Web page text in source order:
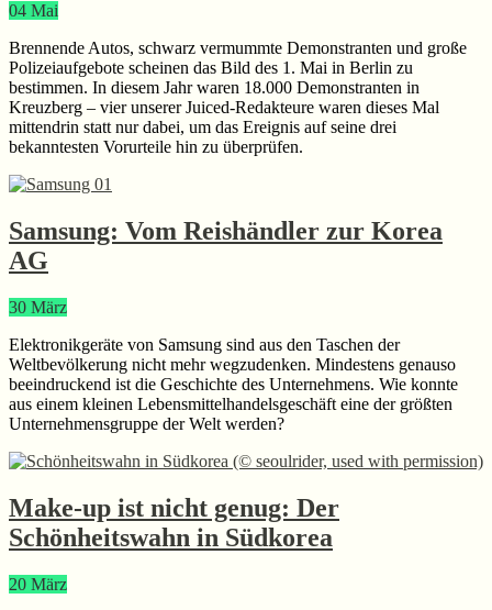
04 Mai
Brennende Autos, schwarz vermummte Demonstranten und große
Polizeiaufgebote scheinen das Bild des 1. Mai in Berlin zu
bestimmen. In diesem Jahr waren 18.000 Demonstranten in
Kreuzberg – vier unserer Juiced-Redakteure waren dieses Mal
mittendrin statt nur dabei, um das Ereignis auf seine drei
bekanntesten Vorurteile hin zu überprüfen.
Samsung: Vom Reishändler zur Korea
AG
30 März
Elektronikgeräte von Samsung sind aus den Taschen der
Weltbevölkerung nicht mehr wegzudenken. Mindestens genauso
beeindruckend ist die Geschichte des Unternehmens. Wie konnte
aus einem kleinen Lebensmittelhandelsgeschäft eine der größten
Unternehmensgruppe der Welt werden?
Make-up ist nicht genug: Der
Schönheitswahn in Südkorea
20 März